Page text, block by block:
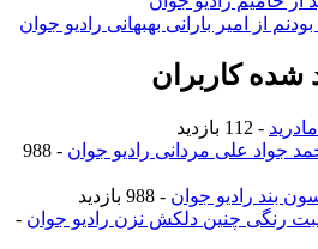
از امیر بارانی بهبهانی رادیو جوان
شده کاربران
- 112 بازدید
جواد علی مردانی رادیو جوان
- 988
بند رادیو جوان - 988 بازدید
لبت رنگی چنین دلکش نزن رادیو جوان -